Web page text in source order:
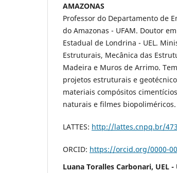
AMAZONAS
Professor do Departamento de
do Amazonas - UFAM. Doutor
Estadual de Londrina - UEL.
Estruturais, Mecânica das
Madeira e Muros de Arrimo.
projetos estruturais e
materiais compósitos
naturais e filmes biopoliméricos.
LATTES: http://lattes.cnpq.br/
ORCID: https://orcid.org/0000-
Luana Toralles Carbonari, UEL -